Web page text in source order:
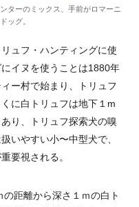
ターのミックス、手前がロマーニ
ッグ。
ュフ・ハンティングに使
イヌを使うことは1880年
ー村で始まり、トリュフ
に白トリュフは地下１m
り、トリュフ探索犬の嗅
いやすい小〜中型犬で、
要視される。
距離から深さ１ｍの白ト